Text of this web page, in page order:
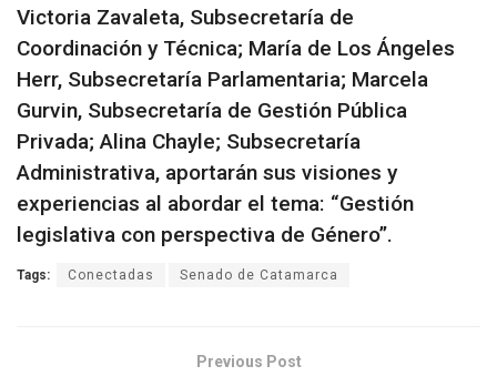
Victoria Zavaleta, Subsecretaría de
Coordinación y Técnica; María de Los Ángeles
Herr, Subsecretaría Parlamentaria; Marcela
Gurvin, Subsecretaría de Gestión Pública
Privada; Alina Chayle; Subsecretaría
Administrativa, aportarán sus visiones y
experiencias al abordar el tema: “Gestión
legislativa con perspectiva de Género”.
Tags: Conectadas Senado de Catamarca
Previous Post